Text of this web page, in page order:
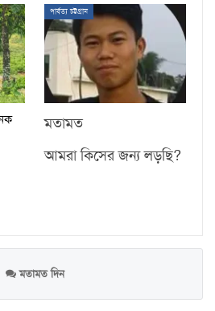
পার্বত্য চট্টগ্রাম
মতামত
আমরা কিসের জন্য লড়ছি?
মতামত দিন